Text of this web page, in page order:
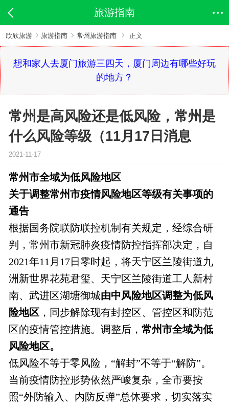
旅游指南
欣欣旅游 旅游指南 常州旅游指南 正文
想和家人去厦门旅游三四天，厦门周边有哪些好玩
的地方？
常州是高风险还是低风险，常州是
什么风险等级（11月17日消息
2021-11-17
常州市全域为低风险地区
关于调整常州市疫情风险地区等级有关事项的
通告
根据国务院联防联控机制有关规定，经综合研
判，常州市新冠肺炎疫情防控指挥部决定，自
2021年11月17日零时起，将天宁区兰陵街道九
洲新世界花苑君玺、天宁区兰陵街道工人新村
南、武进区湖塘御城由中风险地区调整为低风
险地区，同步解除现有封控区、管控区和防范
区的疫情管控措施。调整后， 常州市全域为低
风险地区。
低风险不等于零风险，“解封”不等于“解防”。
当前疫情防控形势依然严峻复杂，全市要按
照“外防输入、内防反弹”总体要求，切实落实